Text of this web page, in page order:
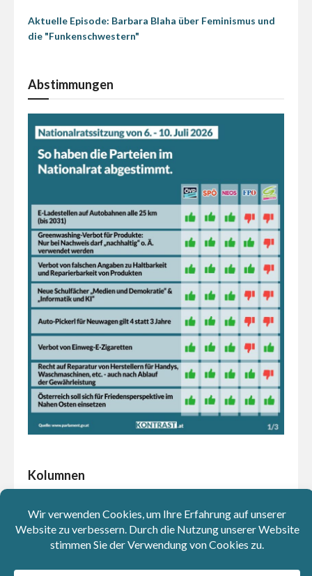
Aktuelle Episode: Barbara Blaha über Feminismus und
die "Funkenschwestern"
Abstimmungen
Kolumnen
dazu – machst du etwas falsch, bist du ewiger